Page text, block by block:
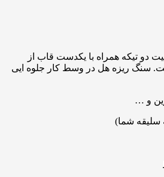
دو تیکه همراه با یکدست قاب از
سنگ ریزه هل در وسط کار جلوه ایی
و …
سلیقه شما)